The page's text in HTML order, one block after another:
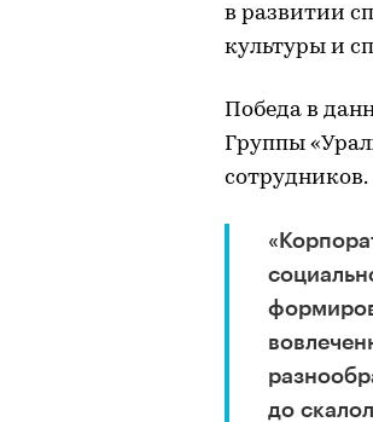
в развитии
культуры и
Победа в
Группы
сотрудников.
до